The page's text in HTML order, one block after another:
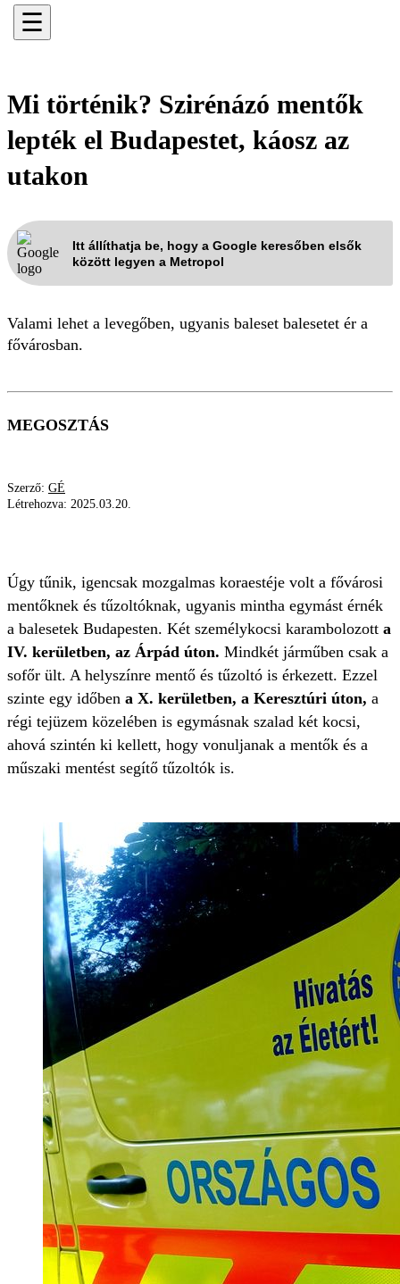
☰
Mi történik? Szirénázó mentők
lepték el Budapestet, káosz az
utakon
Itt állíthatja be, hogy a Google keresőben elsők
között legyen a Metropol
Valami lehet a levegőben, ugyanis baleset balesetet ér a
fővárosban.
MEGOSZTÁS
Szerző: GÉ
Létrehozva: 2025.03.20.
Úgy tűnik, igencsak mozgalmas koraestéje volt a fővárosi
mentőknek és tűzoltóknak, ugyanis mintha egymást érnék
a balesetek Budapesten. Két személykocsi karambolozott a
IV. kerületben, az Árpád úton. Mindkét járműben csak a
sofőr ült. A helyszínre mentő és tűzoltó is érkezett. Ezzel
szinte egy időben a X. kerületben, a Keresztúri úton, a
régi tejüzem közelében is egymásnak szalad két kocsi,
ahová szintén ki kellett, hogy vonuljanak a mentők és a
műszaki mentést segítő tűzoltók is.